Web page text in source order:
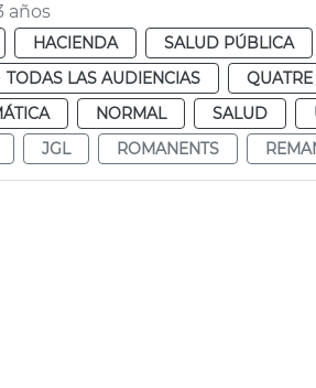
años
HACIENDA SALUD PÚBLICA
TODAS LAS AUDIENCIAS QUATRE
NORMAL SALUD
JGL ROMANENTS